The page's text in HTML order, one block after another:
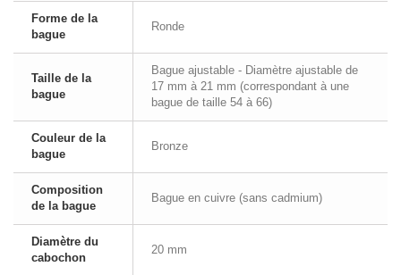
Forme de la
bague
Ronde
Taille de la
bague
Bague ajustable - Diamètre ajustable de
17 mm à 21 mm (correspondant à une
bague de taille 54 à 66)
Couleur de la
bague
Bronze
Composition
de la bague
Bague en cuivre (sans cadmium)
Diamètre du
cabochon
20 mm